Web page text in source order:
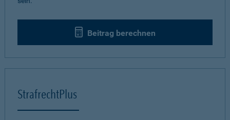
Beitrag berechnen
StrafrechtPlus